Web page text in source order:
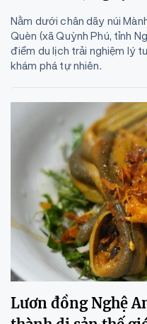
Nằm dưới chân dãy núi
Quèn (xã Quỳnh Phú, tỉnh
điểm du lịch trải nghiệm lý
khám phá tự nhiên.
Lươn đồng Nghệ